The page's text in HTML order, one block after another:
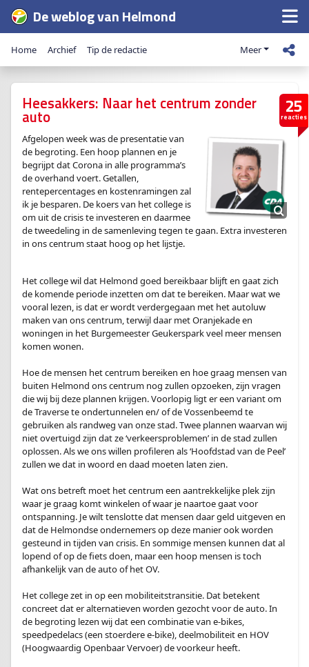
De weblog van Helmond
Home Archief Tip de redactie Meer
25
reacties
Heesakkers: Naar het centrum zonder
auto
Afgelopen week was de presentatie van
de begroting. Een hoop plannen en je
begrijpt dat Corona in alle programma’s
de overhand voert. Getallen,
rentepercentages en kostenramingen zal
ik je besparen. De koers van het college is
om uit de crisis te investeren en daarmee
de tweedeling in de samenleving tegen te gaan. Extra investeren
in ons centrum staat hoog op het lijstje.
Het college wil dat Helmond goed bereikbaar blijft en gaat zich
de komende periode inzetten om dat te bereiken. Maar wat we
vooral lezen, is dat er wordt verdergegaan met het autoluw
maken van ons centrum, terwijl daar met Oranjekade en
woningen in het Burgemeester Geukerspark veel meer mensen
komen wonen.
Hoe de mensen het centrum bereiken en hoe graag mensen van
buiten Helmond ons centrum nog zullen opzoeken, zijn vragen
die wij bij deze plannen krijgen. Voorlopig ligt er een variant om
de Traverse te ondertunnelen en/ of de Vossenbeemd te
gebruiken als randweg van onze stad. Twee plannen waarvan wij
niet overtuigd zijn dat ze ‘verkeersproblemen’ in de stad zullen
oplossen. Als we ons willen profileren als ‘Hoofdstad van de Peel’
zullen we dat in woord en daad moeten laten zien.
Wat ons betreft moet het centrum een aantrekkelijke plek zijn
waar je graag komt winkelen of waar je naartoe gaat voor
ontspanning. Je wilt tenslotte dat mensen daar geld uitgeven en
dat de Helmondse ondernemers op deze manier ook worden
gesteund in tijden van crisis. En sommige mensen kunnen dat al
lopend of op de fiets doen, maar een hoop mensen is toch
afhankelijk van de auto of het OV.
Het college zet in op een mobiliteitstransitie. Dat betekent
concreet dat er alternatieven worden gezocht voor de auto. In
de begroting lezen wij dat een combinatie van e-bikes,
speedpedelacs (een stoerdere e-bike), deelmobiliteit en HOV
(Hoogwaardig Openbaar Vervoer) de voorkeur heeft.